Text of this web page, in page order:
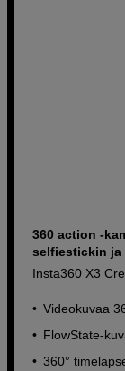
360 action -
selfiestickin ja
Insta360 X3
Videokuvaa
FlowState-
360°